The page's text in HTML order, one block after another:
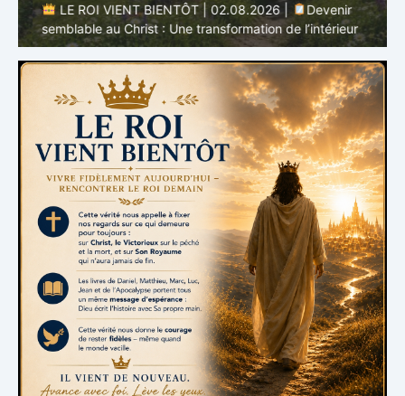
LE ROI VIENT BIENTÔT | 02.08.2026 |
Devenir
semblable au Christ : Une transformation de l’intérieur